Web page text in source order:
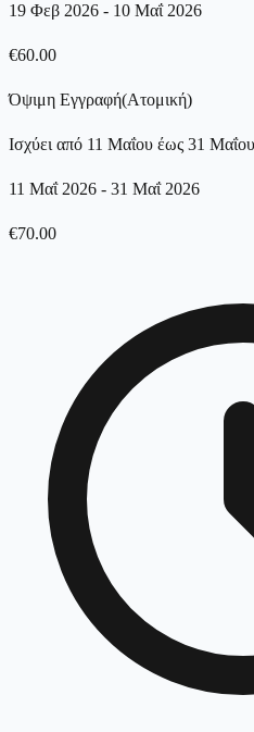
19 Φεβ 2026 - 10 Μαΐ 2026
€60.00
Όψιμη Εγγραφή(Ατομική)
Ισχύει από 11 Μαΐου έως 31
11 Μαΐ 2026 - 31 Μαΐ 2026
€70.00